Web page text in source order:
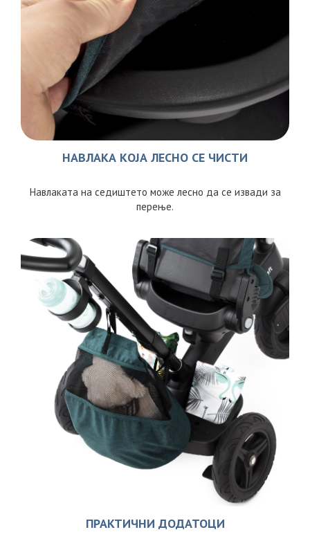
НАВЛАКА КОЈА ЛЕСНО СЕ ЧИСТИ
Навлаката на седиштето може лесно да се извади за
перење.
ПРАКТИЧНИ ДОДАТОЦИ